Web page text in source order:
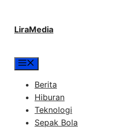
LiraMedia
Berita
Hiburan
Teknologi
Sepak Bola